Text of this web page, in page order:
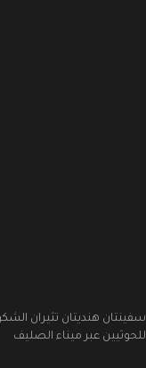
سفينتان هنديتان تثيران
للحوثيين عبر ميناء الصليف